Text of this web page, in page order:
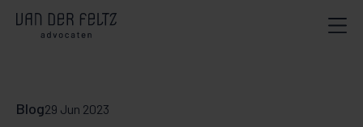
Blog29 Jun 2023